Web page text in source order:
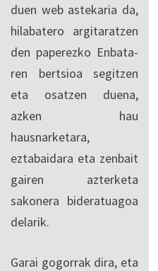
duen web astekaria da,
hilabatero argitaratzen
den paperezko Enbata-
ren bertsioa segitzen
eta osatzen duena,
azken hau
hausnarketara,
eztabaidara eta zenbait
gairen azterketa
sakonera bideratuagoa
delarik.
Garai gogorrak dira, eta